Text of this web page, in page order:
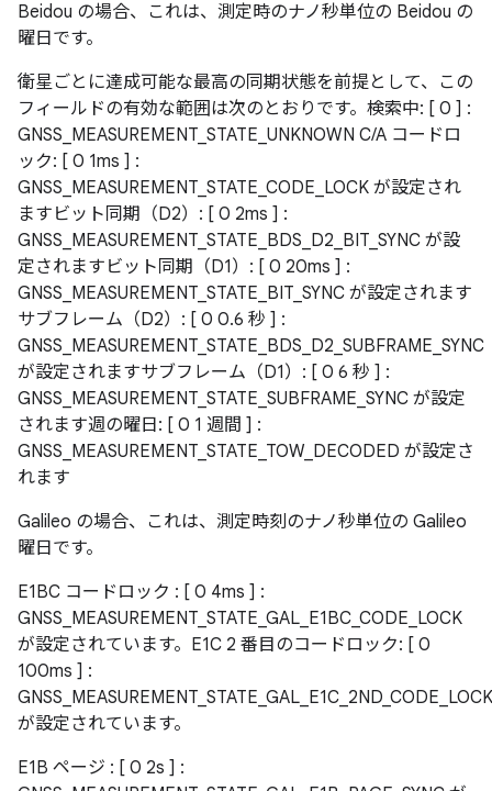
Beidou の場合、これは、測定時のナノ秒単位の Beidou の
曜日です。
衛星ごとに達成可能な最高の同期状態を前提として、この
フィールドの有効な範囲は次のとおりです。検索中: [ 0 ] :
GNSS_MEASUREMENT_STATE_UNKNOWN C/A コードロ
ック: [ 0 1ms ] :
GNSS_MEASUREMENT_STATE_CODE_LOCK が設定され
ますビット同期（D2）: [ 0 2ms ] :
GNSS_MEASUREMENT_STATE_BDS_D2_BIT_SYNC が設
定されますビット同期（D1）: [ 0 20ms ] :
GNSS_MEASUREMENT_STATE_BIT_SYNC が設定されます
サブフレーム（D2）: [ 0 0.6 秒 ] :
GNSS_MEASUREMENT_STATE_BDS_D2_SUBFRAME_SYNC
が設定されますサブフレーム（D1）: [ 0 6 秒 ] :
GNSS_MEASUREMENT_STATE_SUBFRAME_SYNC が設定
されます週の曜日: [ 0 1 週間 ] :
GNSS_MEASUREMENT_STATE_TOW_DECODED が設定さ
れます
Galileo の場合、これは、測定時刻のナノ秒単位の Galileo
曜日です。
E1BC コードロック : [ 0 4ms ] :
GNSS_MEASUREMENT_STATE_GAL_E1BC_CODE_LOCK
が設定されています。E1C 2 番目のコードロック: [ 0
100ms ] :
GNSS_MEASUREMENT_STATE_GAL_E1C_2ND_CODE_LOCK
が設定されています。
E1B ページ : [ 0 2s ] :